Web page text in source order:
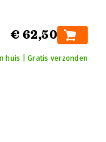
€ 62,50
huis | Gratis verzonden